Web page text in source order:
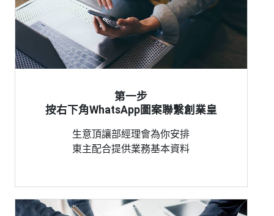
第一步
按右下角WhatsApp圖案聯繫創業皇
生意頂讓部經理會為你安排
東主配合提供業務基本資料